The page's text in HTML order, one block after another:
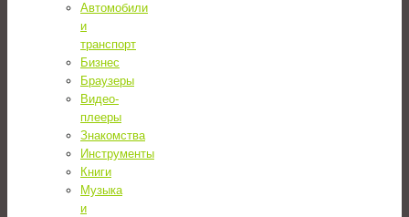
Автомобили
и
транспорт
Бизнес
Браузеры
Видео-
плееры
Знакомства
Инструменты
Книги
Музыка
и